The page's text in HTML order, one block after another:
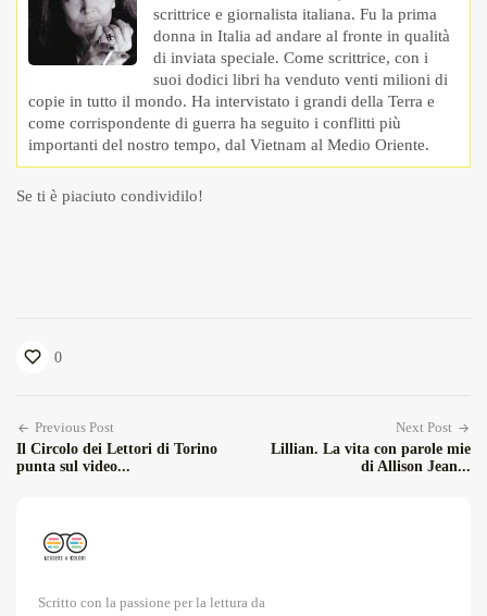
scrittrice e giornalista italiana. Fu la prima
donna in Italia ad andare al fronte in qualità
di inviata speciale. Come scrittrice, con i
suoi dodici libri ha venduto venti milioni di
copie in tutto il mondo. Ha intervistato i grandi della Terra e
come corrispondente di guerra ha seguito i conflitti più
importanti del nostro tempo, dal Vietnam al Medio Oriente.
Se ti è piaciuto condividilo!
0
Previous Post
Il Circolo dei Lettori di Torino
punta sul video...
Next Post
Lillian. La vita con parole mie
di Allison Jean...
Scritto con la passione per la lettura da